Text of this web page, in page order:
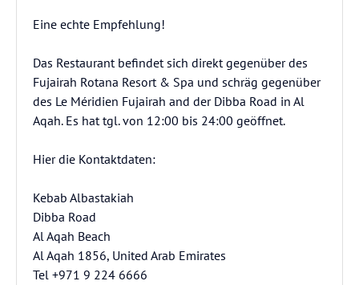
Eine echte Empfehlung!
Das Restaurant befindet sich direkt gegenüber des
Fujairah Rotana Resort & Spa und schräg gegenüber
des Le Méridien Fujairah and der Dibba Road in Al
Aqah. Es hat tgl. von 12:00 bis 24:00 geöffnet.
Hier die Kontaktdaten:
Kebab Albastakiah
Dibba Road
Al Aqah Beach
Al Aqah 1856, United Arab Emirates
Tel +971 9 224 6666